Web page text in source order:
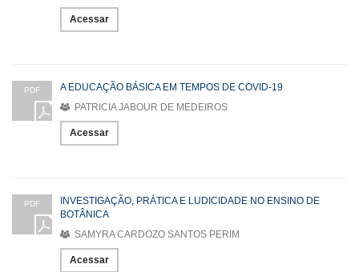
Acessar
PDF
A EDUCAÇÃO BÁSICA EM TEMPOS DE COVID-19
PATRICIA JABOUR DE MEDEIROS
Acessar
PDF
INVESTIGAÇÃO, PRÁTICA E LUDICIDADE NO ENSINO DE
BOTÂNICA
SAMYRA CARDOZO SANTOS PERIM
Acessar